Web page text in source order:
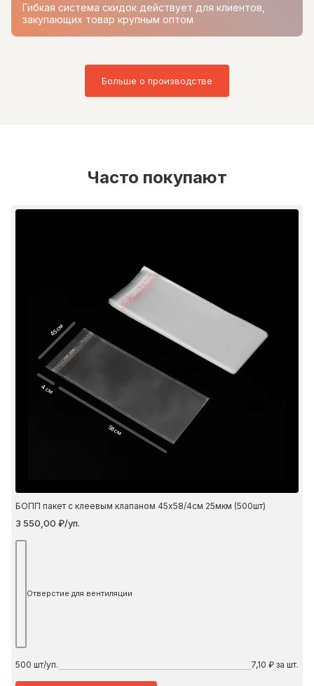
Гибкая система скидок действует для клиентов,
закупающих товар крупным оптом
Больше о производстве
Часто покупают
45 см
4 см
58 см
БОПП пакет с клеевым клапаном 45х58/4см 25мкм (500шт)
3 550,00 ₽/уп.
Отверстие для вентиляции
500 шт/уп. 7,10 ₽ за шт.